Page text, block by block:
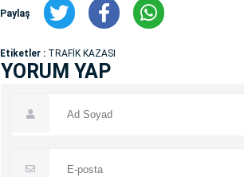
Paylaş
Etiketler : TRAFİK KAZASI
YORUM YAP